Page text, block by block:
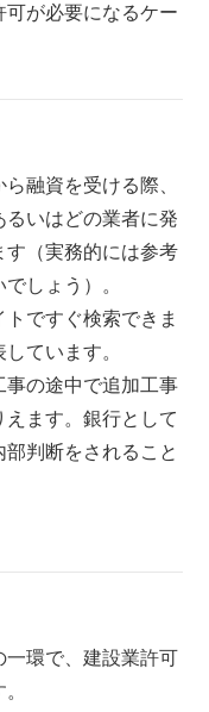
が必要になるケー
融資を受ける際、
いはどの業者に発
す（実務的には参考
しょう）。
ですぐ検索できま
ています。
事の途中で追加工事
ます。銀行として
判断をされること
一環で、建設業許可